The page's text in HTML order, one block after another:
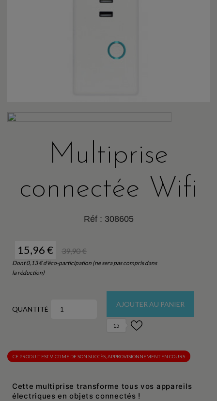
Multiprise
connectée Wifi
Réf : 308605
15,96 € 39,90 €
Dont 0,13 € d'éco-participation (ne sera pas compris dans
la réduction)
QUANTITÉ
AJOUTER AU PANIER
15
CE PRODUIT EST VICTIME DE SON SUCCÈS, APPROVISIONNEMENT EN COURS
Cette multiprise transforme tous vos appareils
électriques en objets connectés !